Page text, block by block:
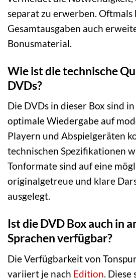
separat zu erwerben.
Gesamtausgaben auch
Bonusmaterial.
Wie ist die technische
DVDs?
Die DVDs in dieser Box sind
optimale Wiedergabe auf
Playern und Abspielgeräten
technischen Spezifikationen
Tonformate sind auf eine
originalgetreue und klare
ausgelegt.
Ist die DVD Box auch in
Sprachen verfügbar?
Die Verfügbarkeit von
variiert je nach Edition. Diese